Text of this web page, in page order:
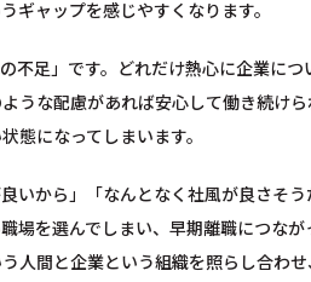
ギャップを感じやすくなります。
足」です。どれだけ熱心に企業に
うな配慮があれば安心して働き続け
態になってしまいます。
いから」「なんとなく社風が良さそ
を選んでしまい、早期離職につな
人間と企業という組織を照らし合わ